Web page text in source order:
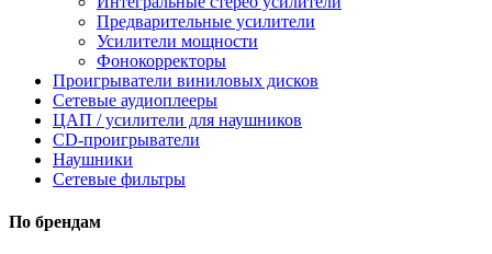
Предварительные усилители
Усилители мощности
Фонокорректоры
Проигрыватели виниловых дисков
Сетевые аудиоплееры
ЦАП / усилители для наушников
CD-проигрыватели
Наушники
Сетевые фильтры
По брендам